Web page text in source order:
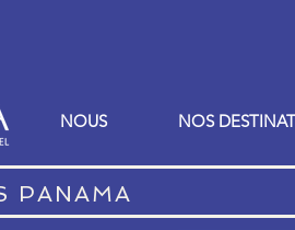
NOUS NOS
PANAMA